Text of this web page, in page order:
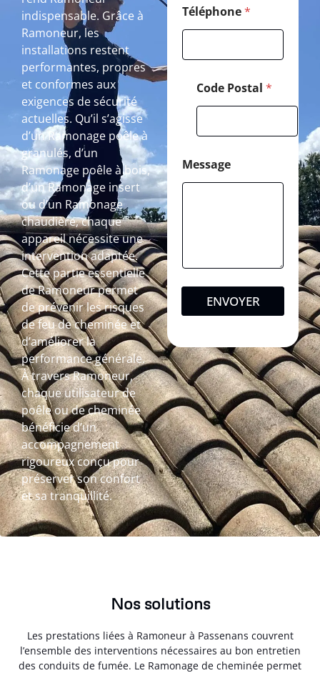
indispensable. Grâce à
Ramoneur, les
installations restent
performantes, propres
et conformes aux
exigences de sécurité
actuelles. Qu’il s’agisse
d’un Ramonage poêle à
granulés, d’un
Ramonage poêle à bois,
d’un Ramonage insert
ou d’un Ramonage
chaudière, chaque
appareil nécessite une
intervention adaptée.
Cette partie essentielle
de Ramoneur permet
de prévenir les risques
de feu de cheminée et
d’améliorer la
performance générale.
À travers Ramoneur,
chaque utilisateur de
poêle ou de cheminée
bénéficie d’un
accompagnement
rigoureux conçu pour
préserver son confort
et sa tranquillité.
Téléphone*
Code Postal *
Message
ENVOYER
Nos solutions
Les prestations liées à Ramoneur à Passenans couvrent
l’ensemble des interventions nécessaires au bon entretien
des conduits de fumée. Le Ramonage de cheminée permet